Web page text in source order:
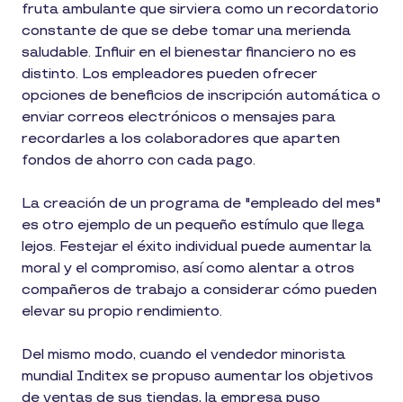
fruta ambulante que sirviera como un recordatorio
constante de que se debe tomar una merienda
saludable. Influir en el bienestar financiero no es
distinto. Los empleadores pueden ofrecer
opciones de beneficios de inscripción automática o
enviar correos electrónicos o mensajes para
recordarles a los colaboradores que aparten
fondos de ahorro con cada pago.
La creación de un programa de "empleado del mes"
es otro ejemplo de un pequeño estímulo que llega
lejos. Festejar el éxito individual puede aumentar la
moral y el compromiso, así como alentar a otros
compañeros de trabajo a considerar cómo pueden
elevar su propio rendimiento.
Del mismo modo, cuando el vendedor minorista
mundial Inditex se propuso aumentar los objetivos
de ventas de sus tiendas, la empresa puso